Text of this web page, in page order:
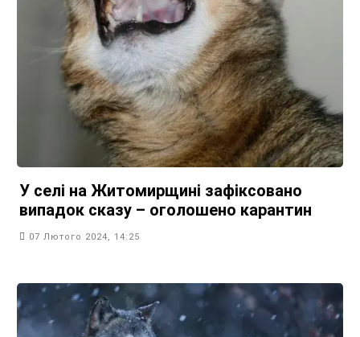
У селі на Житомирщині зафіксовано
випадок сказу – оголошено карантин
07 Лютого 2024, 14:25